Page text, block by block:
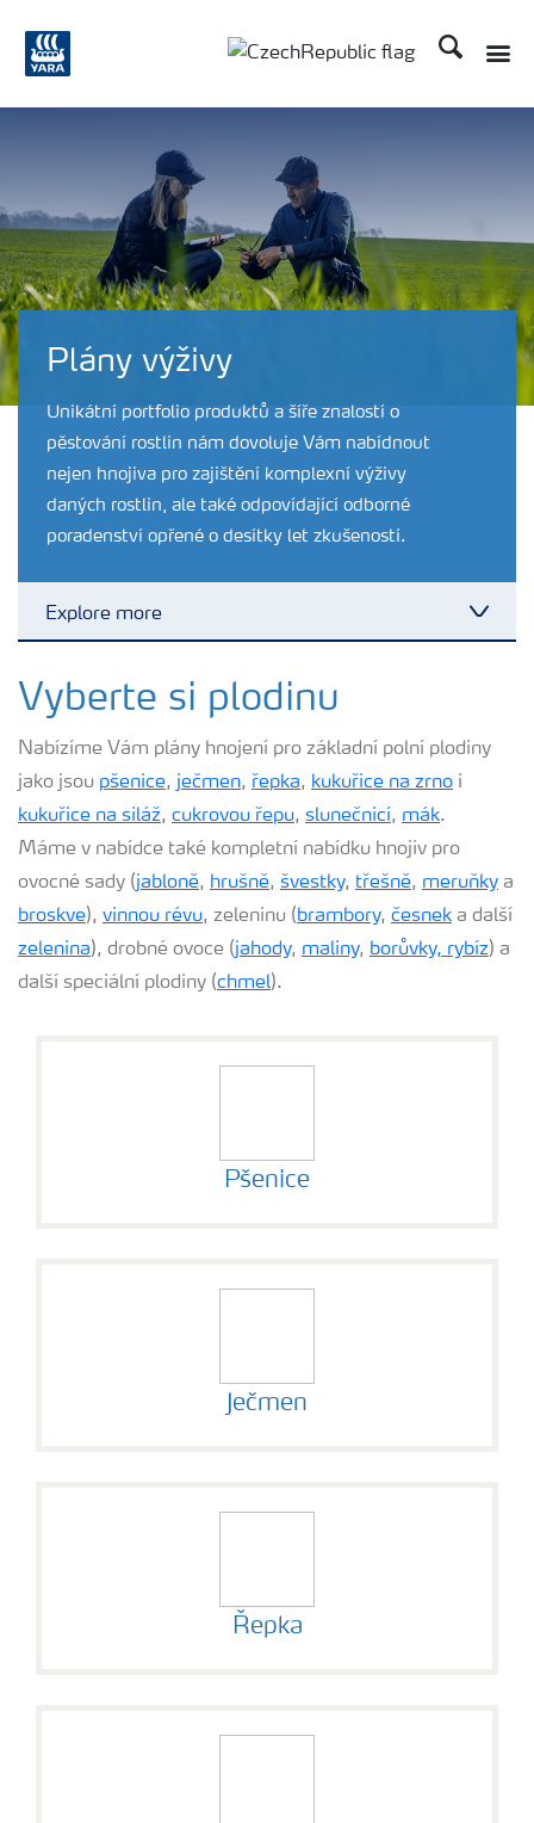
Hledat
Plány výživy
Unikátní portfolio produktů a šíře znalostí o
pěstování rostlin nám dovoluje Vám nabídnout
nejen hnojiva pro zajištění komplexní výživy
daných rostlin, ale také odpovídající odborné
poradenství opřené o desítky let zkušeností.
Explore more
Plány výživy
Hnojiva
Bezpečnost hnojiv
Dokumenty
Vyberte si plodinu
Nabízíme Vám plány hnojení pro základní polní plodiny
jako jsou pšenice, ječmen, řepka, kukuřice na zrno i
kukuřice na siláž, cukrovou řepu, slunečnicí, mák.
Máme v nabídce také kompletní nabídku hnojiv pro
ovocné sady (jabloně, hrušně, švestky, třešně, meruňky a
broskve), vinnou révu, zeleninu (brambory, česnek a další
zelenina), drobné ovoce (jahody, maliny, borůvky, rybíz) a
další speciální plodiny (chmel).
Pšenice
Ječmen
Řepka